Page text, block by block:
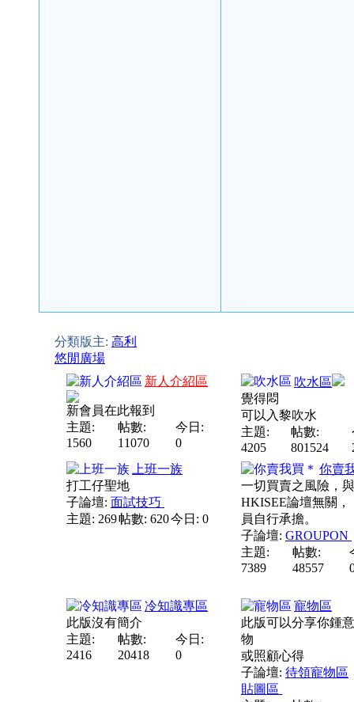
分類版主: 高利
悠閒廣場
新人介紹區
新會員在此報到
主題:
1560
帖數:
11070
今日:
0
吹水區
覺得悶
可以入黎吹水
主題:
4205
帖數:
801524
上班一族
打工仔聖地
子論壇: 面試技巧
主題: 269帖數: 620今日: 0
你賣
一切買賣之風險，與
HKISEE論壇無關，
員自行承擔。
子論壇: GROUPON
主題:
7389
帖數:
48557
冷知識專區
此版沒有簡介
主題:
2416
帖數:
20418
今日:
0
寵物區
此版可以分享你鍾
物
或照顧心得
子論壇: 待領寵物區
貼圖區